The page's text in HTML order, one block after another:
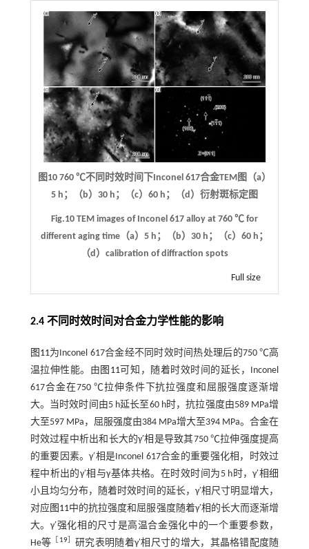
图10 760 ℃不同时效时间下Inconel 617合金TEM图（a）
5 h；（b）30 h；（c）60 h；（d）衍射斑标定图
Fig.10 TEM images of Inconel 617 alloy at 760 ℃ for
different aging time（a）5 h；（b）30 h；（c）60 h；
（d）calibration of diffraction spots
Full size
2.4 不同时效时间对合金力学性能的影响
图11为Inconel 617合金经不同时效时间热处理后的750 ℃高
温拉伸性能。由 图11可知，随着时效时间的延长，Inconel
617合金在750 ℃拉伸条件下抗拉强度和屈服强度逐渐增
大。当时效时间由5 h延长至60 h时，抗拉强度由589 MPa增
大至597 MPa，屈服强度由384 MPa增大至394 MPa。合金在
时效过程中析出和长大的γ′相是导致其750 ℃拉伸强度提高
的重要因素。γ′相是Inconel 617合金的重要强化相，时效过
程中析出的γ′相与γ基体共格。在时效时间为5 h时，γ′相细
小且均匀分布，随着时效时间的延长，γ′相尺寸明显增大，
对应 图11中的抗拉强度和屈服强度随着γ′相的长大而逐渐增
大。γ′强化相的尺寸是高温合金强化中的一个重要参数，
He等
19］研究表明随着γ′相尺寸的增大，其晶格错配度随